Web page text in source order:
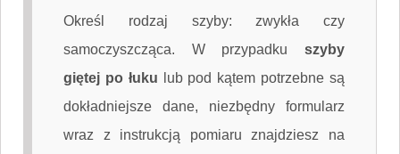
Określ rodzaj szyby: zwykła czy
samoczyszcząca. W przypadku szyby
giętej po łuku lub pod kątem potrzebne są
dokładniejsze dane, niezbędny formularz
wraz z instrukcją pomiaru znajdziesz na